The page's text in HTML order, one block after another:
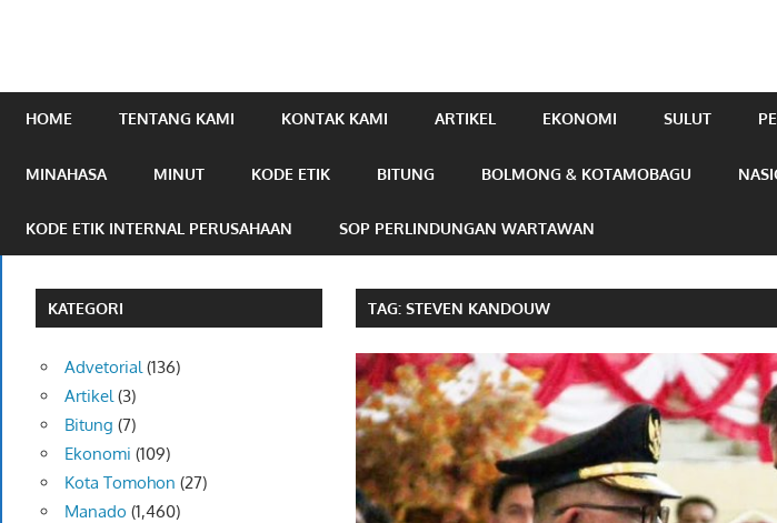
HOME TENTANG KAMI KONTAK KAMI ARTIKEL EKONOMI SULUT
MINAHASA MINUT KODE ETIK BITUNG BOLMONG & KOTAMOBAGU
KODE ETIK INTERNAL PERUSAHAAN SOP PERLINDUNGAN WARTAWAN
TAG:STEVEN KANDOUW
KATEGORI
Advetorial(136)
Artikel(3)
Bitung (7)
Ekonomi (109)
Kota Tomohon (27)
Manado (1,460)